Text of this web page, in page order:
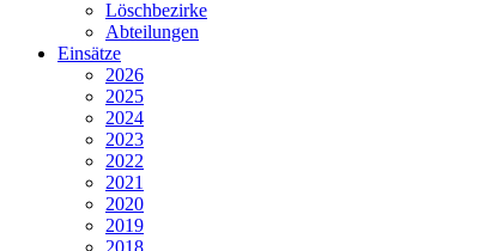
Löschbezirke
Abteilungen
Einsätze
2026
2025
2024
2023
2022
2021
2020
2019
2018